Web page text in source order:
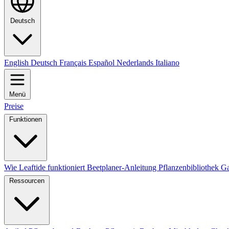
Deutsch
English Deutsch Français Español Nederlands Italiano
Menü
Preise
Funktionen
Wie Leaftide funktioniert Beetplaner-Anleitung Pflanzenbibliothek
Ressourcen